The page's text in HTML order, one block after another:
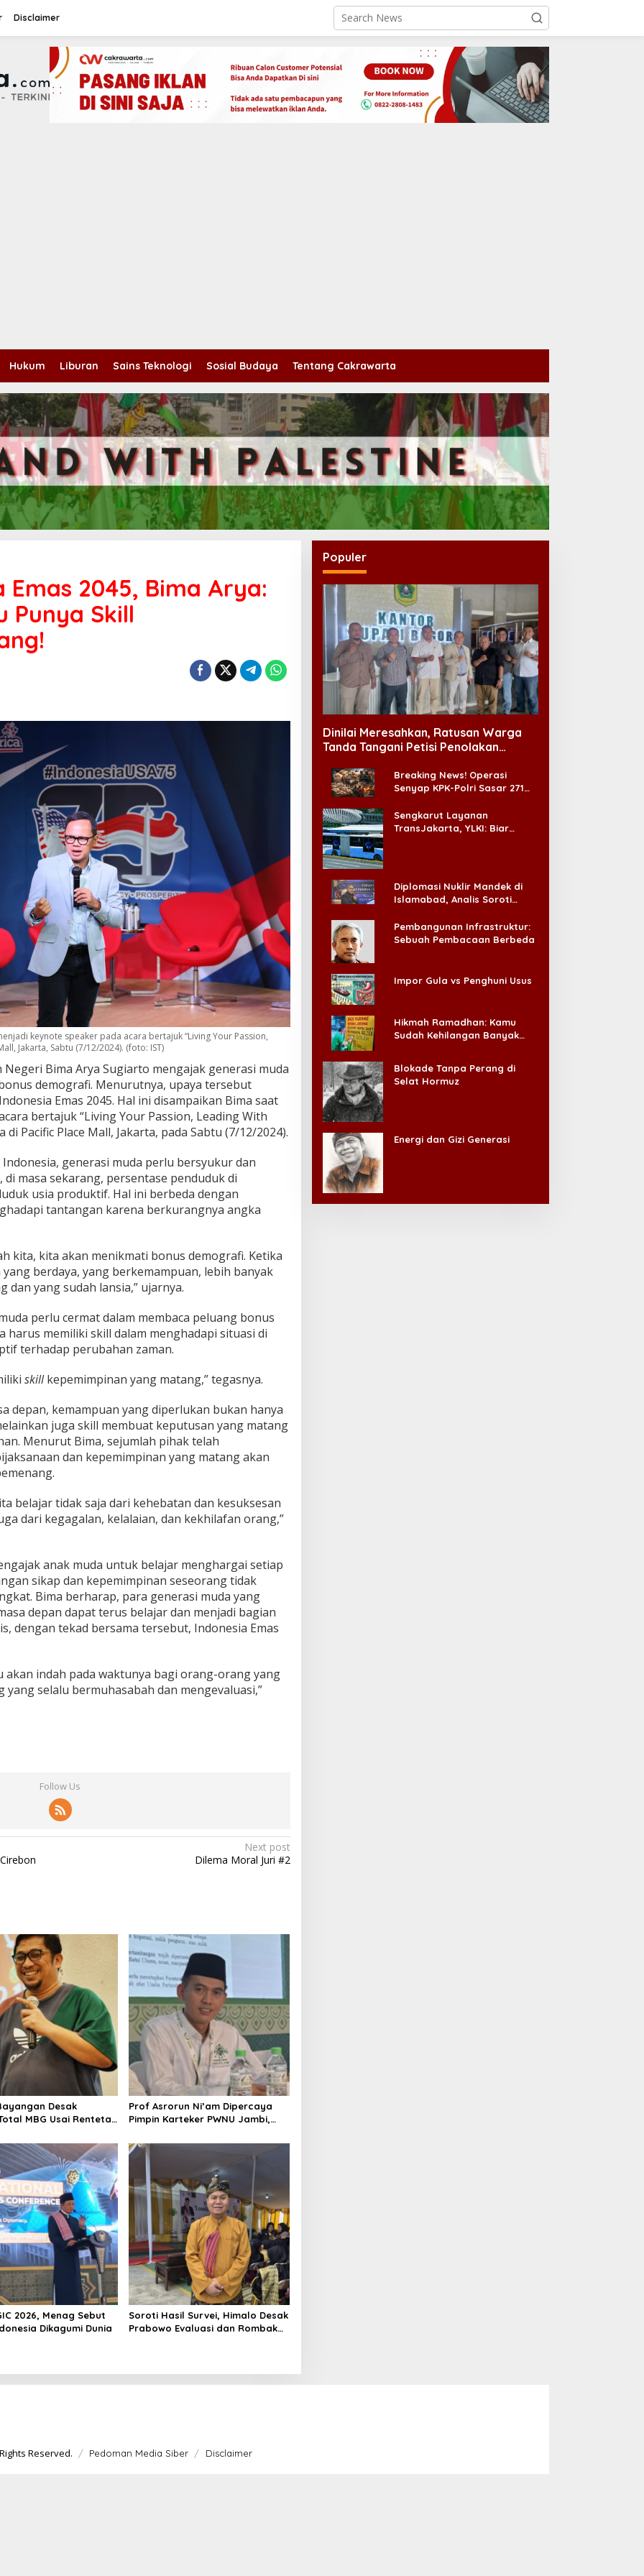
Disclaimer
Hukum Liburan Sains Teknologi Sosial Budaya Tentang Cakrawarta
Emas 2045, Bima Arya:
Punya Skill
keynote speaker pada acara bertajuk “Living Your Passion,
Jakarta, Sabtu (7/12/2024). (foto: IST)
Negeri Bima Arya Sugiarto mengajak generasi muda
demografi. Menurutnya, upaya tersebut
Emas 2045. Hal ini disampaikan Bima saat
bertajuk “Living Your Passion, Leading With
di Pacific Place Mall, Jakarta, pada Sabtu (7/12/2024).
generasi muda perlu bersyukur dan
masa sekarang, persentase penduduk di
usia produktif. Hal ini berbeda dengan
tantangan karena berkurangnya angka
kita, kita akan menikmati bonus demografi. Ketika
berdaya, yang berkemampuan, lebih banyak
yang sudah lansia,” ujarnya.
perlu cermat dalam membaca peluang bonus
harus memiliki skill dalam menghadapi situasi di
terhadap perubahan zaman.
skillkepemimpinan yang matang,” tegasnya.
depan, kemampuan yang diperlukan bukan hanya
juga skill membuat keputusan yang matang
Menurut Bima, sejumlah pihak telah
dan kepemimpinan yang matang akan
belajar tidak saja dari kehebatan dan kesuksesan
dari kegagalan, kelalaian, dan kekhilafan orang,”
anak muda untuk belajar menghargai setiap
sikap dan kepemimpinan seseorang tidak
Bima berharap, para generasi muda yang
depan dapat terus belajar dan menjadi bagian
dengan tekad bersama tersebut, Indonesia Emas
akan indah pada waktunya bagi orang-orang yang
selalu bermuhasabah dan mengevaluasi,”
Follow Us
Next post
Dilema Moral Juri #2
Desak
MBG Usai Rentetan
Prof Asrorun Ni’am Dipercaya
Pimpin Karteker PWNU Jambi,
Kepemimpinan NU
2026, Menag Sebut
Dikagumi Dunia
Soroti Hasil Survei, Himalo Desak
Prabowo Evaluasi dan Rombak
Populer
Dinilai Meresahkan, Ratusan Warga
Tanda Tangani Petisi Penolakan
Breaking News! Operasi
Senyap KPK-Polri Sasar 271
Ada ‘Badai Pemeriksaan’
Sengkarut Layanan
TransJakarta, YLKI: Biar
Diplomasi Nuklir Mandek di
Islamabad, Analis Soroti
Pembangunan Infrastruktur:
Sebuah Pembacaan Berbeda
Impor Gula vs Penghuni Usus
Hikmah Ramadhan: Kamu
Sudah Kehilangan Banyak
Blokade Tanpa Perang di
Selat Hormuz
Energi dan Gizi Generasi
Reserved. Pedoman Media Siber Disclaimer